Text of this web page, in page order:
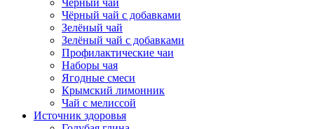
Чёрный чай
Чёрный чай с добавками
Зелёный чай
Зелёный чай с добавками
Профилактические чаи
Наборы чая
Ягодные смеси
Крымский лимонник
Чай с мелиссой
Источник здоровья